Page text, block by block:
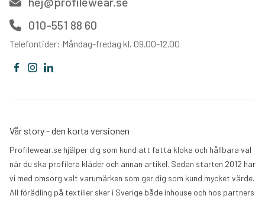
010-551 88 60
Telefontider: Måndag-fredag kl. 09.00-12.00
Vår story - den korta versionen
Profilewear.se hjälper dig som kund att fatta kloka och hållbara val
när du ska profilera kläder och annan artikel. Sedan starten 2012 har
vi med omsorg valt varumärken som ger dig som kund mycket värde.
All förädling på textilier sker i Sverige både inhouse och hos partners